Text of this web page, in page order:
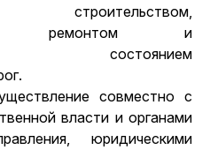
строительством,
ремонтом и
состоянием
совместно с
власти и органами
юридическими